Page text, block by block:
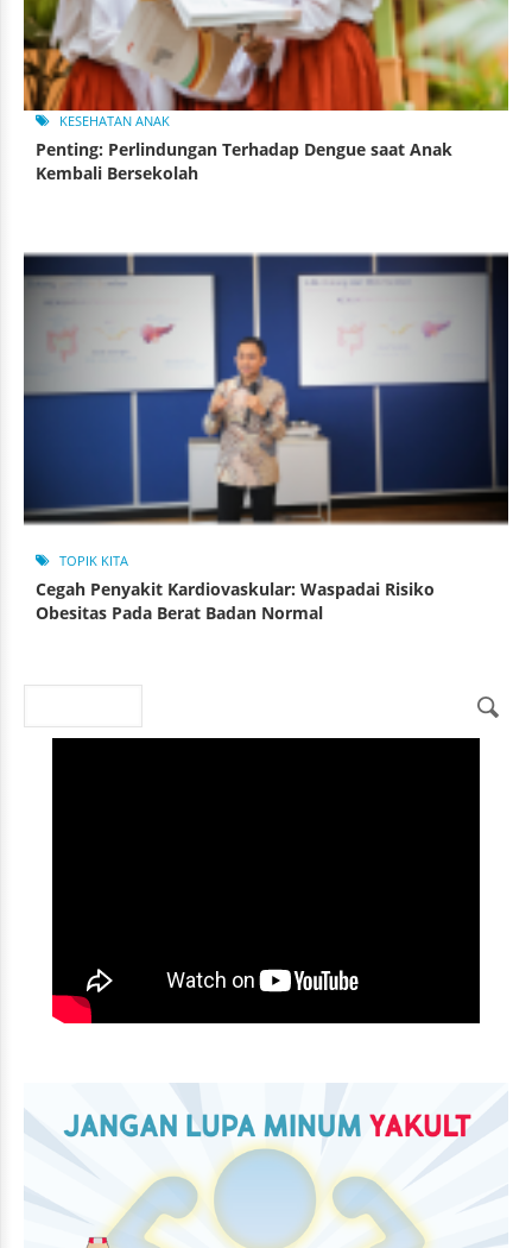
KESEHATAN ANAK
Penting: Perlindungan Terhadap Dengue saat Anak
Kembali Bersekolah
TOPIK KITA
Cegah Penyakit Kardiovaskular: Waspadai Risiko
Obesitas Pada Berat Badan Normal
Search form